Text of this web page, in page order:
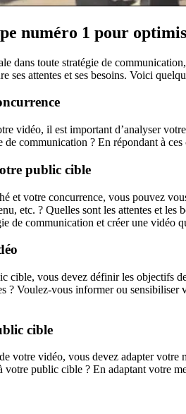
numéro 1 pour
dans toute stratégie de
ses attentes et ses besoins. Voici
vidéo, il est important d’analyser
de communication ? En répondant à
public cible
et votre concurrence, vous pouvez
etc. ? Quelles sont les attentes et
de communication et créer une vidéo
cible, vous devez définir les objectifs
? Voulez-vous informer ou
cible
votre vidéo, vous devez adapter
public cible ? En adaptant votre